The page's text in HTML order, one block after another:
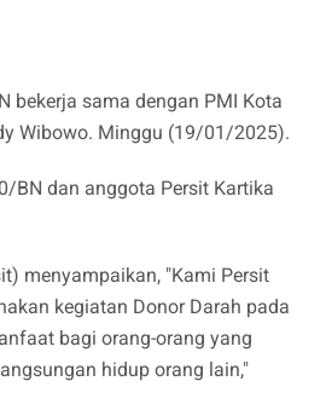
bekerja sama dengan PMI Kota
Wibowo. Minggu (19/01/2025).
BN dan anggota Persit Kartika
menyampaikan, "Kami Persit
kegiatan Donor Darah pada
bagi orang-orang yang
hidup orang lain,"